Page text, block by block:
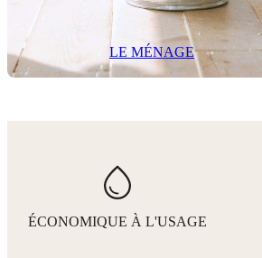
LE MÉNAGE
ÉCONOMIQUE À L'USAGE